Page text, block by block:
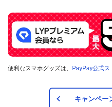
便利なスマホグッズは、 PayPay公式ス
キャンペー